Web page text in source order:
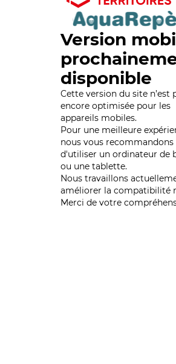
Version
disponible
Cette version du site n’est
encore optimisée pour les
appareils mobiles.
Pour une meilleure
nous vous recommandons
d'utiliser un ordinateur de
ou une tablette.
Nous travaillons
améliorer la compatibilité
Merci de votre